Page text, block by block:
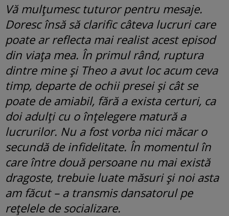
Vă mulțumesc tuturor pentru mesaje.
Doresc însă să clarific câteva lucruri care
poate ar reflecta mai realist acest episod
din viața mea. În primul rând, ruptura
dintre mine și Theo a avut loc acum ceva
timp, departe de ochii presei și cât se
poate de amiabil, fără a exista certuri, ca
doi adulți cu o înțelegere matură a
lucrurilor. Nu a fost vorba nici măcar o
secundă de infidelitate. În momentul în
care între două persoane nu mai există
dragoste, trebuie luate măsuri și noi asta
am făcut – a transmis dansatorul pe
rețelele de socializare.